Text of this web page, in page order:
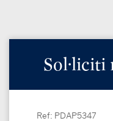
Sol·liciti
Ref: PDAP5347